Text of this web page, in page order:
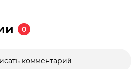
0
комментарий